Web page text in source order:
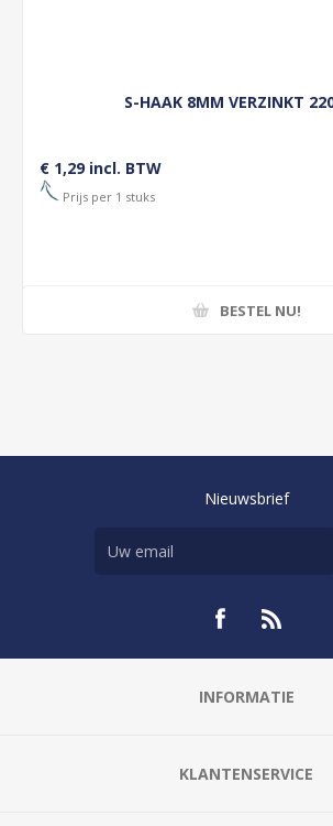
S-HAAK 8MM VERZINKT
€ 1,29 incl. BTW
Prijs per 1 stuks
BESTEL NU!
Nieuwsbrief
INFORMATIE
KLANTENSERVICE